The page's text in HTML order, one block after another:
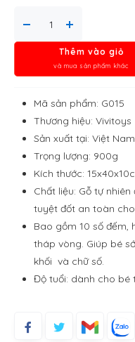
Thêm vào giỏ
và mua sản phẩm khác
Mã sản phẩm: G015
Thương hiệu: Vivitoys
Sản xuất tại: Việt Nam
Trọng lượng: 900g
Kích thước:
Chất liệu: Gỗ tự
tuyệt đốt an toàn
Bao gồm 10 số đếm,
tháp vòng. Giúp bé
khối và chữ số.
Độ tuổi: dành cho bé